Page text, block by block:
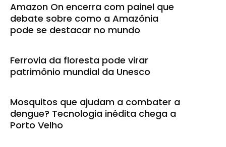
Amazon On encerra com painel que
debate sobre como a Amazônia
pode se destacar no mundo
Ferrovia da floresta pode virar
patrimônio mundial da Unesco
Mosquitos que ajudam a combater a
dengue? Tecnologia inédita chega a
Porto Velho